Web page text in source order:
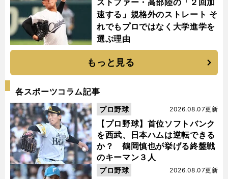
ストファー・高部陸の「２回加
速する」規格外のストレート そ
れでもプロではなく大学進学を
選ぶ理由
もっと見る
各スポーツコラム記事
【プロ野球】首位ソフトバンク
を西武、日本ハムは逆転できる
か？ 鶴岡慎也が挙げる終盤戦
のキーマン３人
2026.08.07更新
プロ野球
2026.08.07更新
プロ野球